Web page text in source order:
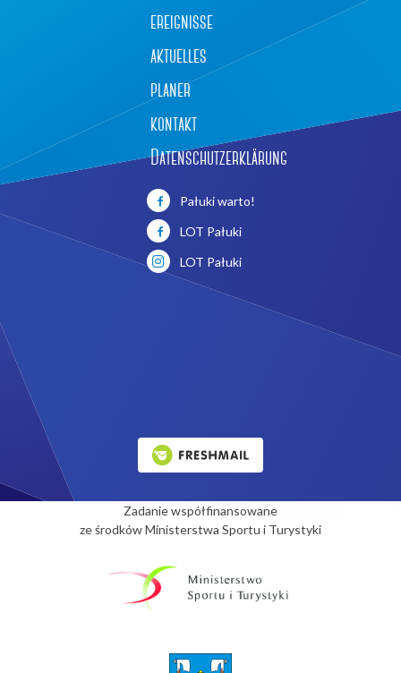
Leaflet|©OpenStreetMap
ereignisse
aktuelles
planer
kontakt
Datenschutzerklärung
Pałuki warto!
LOT Pałuki
LOT Pałuki
Zadanie współfinansowane
ze środków Ministerstwa Sportu i Turystyki